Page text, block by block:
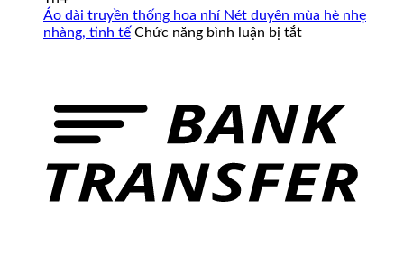
Mẫu
Mã,
Chuẩn
Đến
Size
Dâu
Màu
TRẮNG
VẺ
BAO
GIỜ
Áo dài truyền thống hoa nhí Nét duyên mùa hè nhẹ
nhàng, tinh tế Chức năng bình luận bị tắtở
hoa
nhí
duyên
mùa
hè